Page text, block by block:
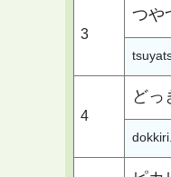
3
つや
4
ど